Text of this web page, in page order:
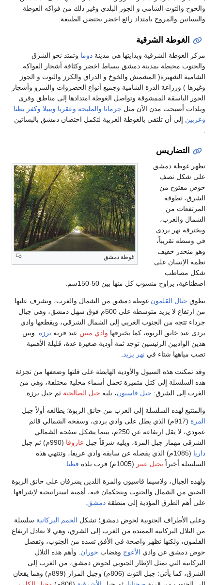
والخوخ والتوت الشامي و الجوز البلدي وغير ذلك من فواكه الغوطة
والبساتين والمروج بامتداد رائع اخضر يحتضن الطبيعة.
الغوطة الشرقية
مركز الغوطة الشرقية وبدايتها هي مدينة دوما وتمتد نحو الشرق
والجنوب محيطة بمدينة دمشق ببساط اخضر وكثافة أشجار الفواكه
الشامية الشهيرة( المشمش والخوخ و الدراق والكرز والتوت و الجوز
وغيرها ) وزراعة الذرة الشامية وجميع أنواع الخضروات والسرو وأشجار
الحور الباسقة الممشوقة وتواصل الغوطة امتدادها إلى مناطق وقرى
وبلدات أصبحت مدن الآن مثل جرمانا والمليحة وعقربا وببيلا وكفر بطنا
وعربين إلى أن تلتقي بالغوطة الغربية لتكمل احتضان دمشق بالبساتين
التضاريس
غوطة دمشق
تظهر غوطة دمشق
على شكل نصف
حوض مفتوح من
الشرق، تطوقه
المرتفعات من
الشمال والغرب،
ويخترقه نهر بردى
في وسطه تقريباً،
وهو منحدر خفيف
نظمه الإنسان على
شكل مصاطب
اصطناعية، يراوح منسوب كل منها بين 50-150سم.
تطوق جبال القلمون غوطة دمشق من الشمال والغرب، وتشرف عليها
من ارتفاع لا يزيد متوسطه على 500م فوق سهل دمشق، وهي جبال
جرداء تتجه من الجنوب الغربي إلى الشمال الشرقي، ويقطعها وادي
بردى عند خانق الربوة، كما يخترقها وادي منين عند قرية برزة. وبين
هذين الواديين الرئيسين توجد ثمة أودية صغيرة عدة، قليلة الأهمية
تصب مياهها شتاء في نهر يزيد.
وقد تمكنت هذه السيول والأودية الهابطة على قلتها وضعفها من تجزئة
هذه السلسلة إلى كتل متميزة تحمل أسماء محلية مختلفة، وهي من
الغرب إلى الشرق: جبل قاسيون، يليه جبل الصالحية ثم جبل برزة.
والمتتبع لهذه السلسلة إلى الغرب من خانق الربوة؛ يطالعه أولاً جبل
المزة
(917م) الذي يطل على وادي بردى، وسفحه الشمالي قائم
عمودي، لا يقل ارتفاعه عن 250م، بينما يشكل سفحه الشمالي
الشرقي مهماز جبل المزة، ويليه شرقاً جبل عازوقا (990م) ثم جبل
داريا
(1085م) الذي يفصله عن سابقه وادي عريفا، وتنتهي هذه
السلسلة أخيراً بجبل عنتر (1005م) قرب بلدة قطنا.
ولهذه الجبال، ولاسيما قاسيون والمزة اللذين يشرفان على خانق الربوة
الضيق من الشمال والجنوب ويتحكمان فيه، أهمية استراتيجية لإشرافها
على أهم الطرق المؤدية إلى منطقة دمشق.
وعلى الأطراف الجنوبية لحوض دمشق؛ تشكل الحمم البركانية سلسلة
من التلال البركانية الممتدة من الغرب إلى الشرق، وهي لا تعادل ارتفاع
القلمون، ولكنها تظهر واضحة في الأفق تسده من الجنوب، وتفصل
حوض دمشق عن وادي الأعوج وهضاب حوران. وأهم هذه التلال
البركانية التي تمثل الإطار الجنوبي لحوض دمشق، من الغرب إلى
الشرق، كما يأتي: جبل التوت (806م) وجبل المزار (899م) وهما يقعان